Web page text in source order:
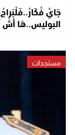
جَايْ
البوليس..هَا أشْ
مستجدات